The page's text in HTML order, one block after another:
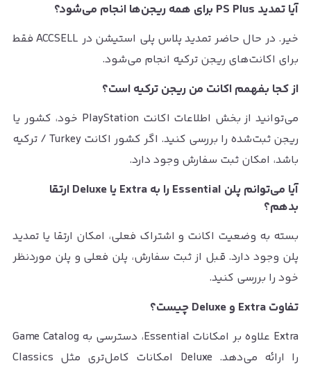
آیا تمدید PS Plus برای همه ریجن‌ها انجام می‌شود؟
خیر. در حال حاضر تمدید پلاس پلی استیشن در ACCSELL فقط
برای اکانت‌های ریجن ترکیه انجام می‌شود.
از کجا بفهمم اکانت من ریجن ترکیه است؟
می‌توانید از بخش اطلاعات اکانت PlayStation خود، کشور یا
ریجن ثبت‌شده را بررسی کنید. اگر کشور اکانت Turkey / ترکیه
باشد، امکان ثبت سفارش وجود دارد.
آیا می‌توانم پلن Essential را به Extra یا Deluxe ارتقا
بدهم؟
بسته به وضعیت اکانت و اشتراک فعلی، امکان ارتقا یا تمدید
پلن وجود دارد. قبل از ثبت سفارش، پلن فعلی و پلن موردنظر
خود را بررسی کنید.
تفاوت Extra و Deluxe چیست؟
Extra علاوه بر امکانات Essential، دسترسی به Game Catalog
را ارائه می‌دهد. Deluxe امکانات کامل‌تری مثل Classics